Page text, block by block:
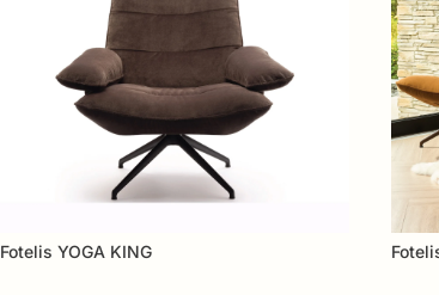
Fotelis YOGA KING